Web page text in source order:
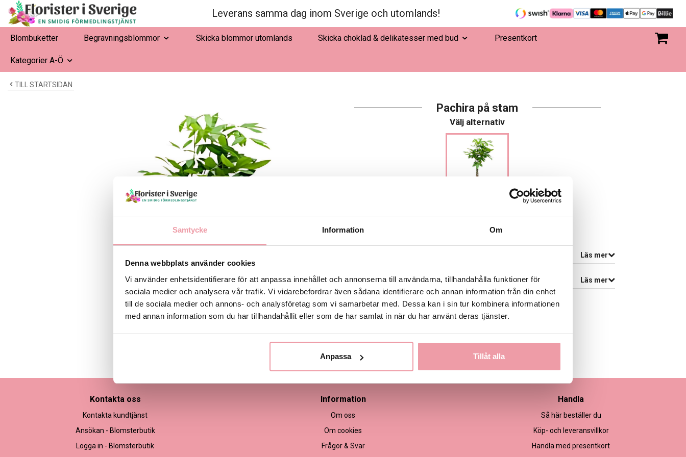
Samtycke Information Om
Denna webbplats använder cookies
Vi använder enhetsidentifierare för att anpassa innehållet och annonserna till användarna, tillhandahålla funktioner för
sociala medier och analysera vår trafik. Vi vidarebefordrar även sådana identifierare och annan information från din enhet
till de sociala medier och annons- och analysföretag som vi samarbetar med. Dessa kan i sin tur kombinera informationen
med annan information som du har tillhandahållit eller som de har samlat in när du har använt deras tjänster.
Anpassa Tillåt alla
Leverans samma dag inom Sverige och utomlands!
Blombuketter Begravningsblommor Skicka blommor utomlands Skicka choklad & delikatesser med bud Presentkort
Kategorier A-Ö
TILL STARTSIDAN
Pachira på stam
Välj alternativ
LÄGG I VARUKORGEN
Läs mer
Leveransinformation Läs mer
Kontakta oss
Kontakta kundtjänst
Ansökan - Blomsterbutik
Logga in - Blomsterbutik
Information
Om oss
Om cookies
Frågor & Svar
Handla
Så här beställer du
Köp- och leveransvillkor
Handla med presentkort